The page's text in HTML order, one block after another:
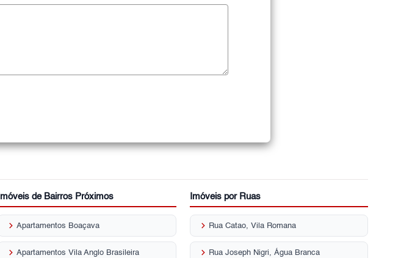
Imóveis de Bairros Próximos
keyboard_arrow_right Apartamentos Boaçava
keyboard_arrow_right Apartamentos Vila Anglo Brasileira
Imóveis por Ruas
keyboard_arrow_right Rua Catao, Vila Romana
keyboard_arrow_right Rua Joseph Nigri, Água Branca